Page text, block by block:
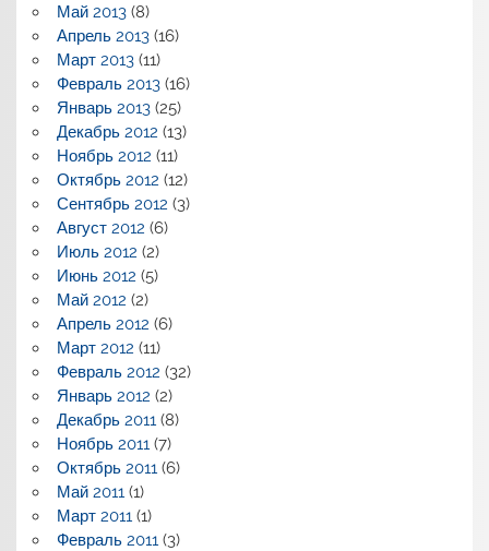
Май 2013(8)
Апрель 2013(16)
Март 2013(11)
Февраль 2013(16)
Январь 2013(25)
Декабрь 2012 (13)
Ноябрь 2012 (11)
Октябрь 2012 (12)
Сентябрь 2012 (3)
Август 2012 (6)
Июль 2012 (2)
Июнь 2012 (5)
Май 2012 (2)
Апрель 2012 (6)
Март 2012 (11)
Февраль 2012 (32)
Январь 2012 (2)
Декабрь 2011(8)
Ноябрь 2011(7)
Октябрь 2011(6)
Май 2011(1)
Март 2011(1)
Февраль 2011(3)